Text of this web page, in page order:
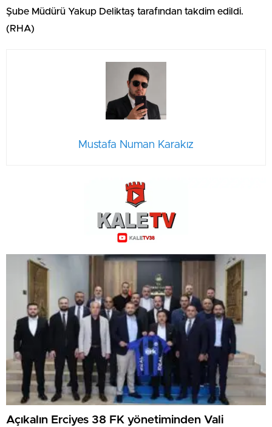
Şube Müdürü Yakup Deliktaş tarafından takdim edildi.
(RHA)
Mustafa Numan Karakız
Açıkalın Erciyes 38 FK yönetiminden Vali